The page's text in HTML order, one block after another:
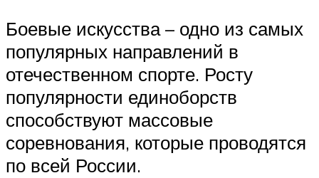
Боевые искусства – одно из самых
популярных направлений в
отечественном спорте. Росту
популярности единоборств
способствуют массовые
соревнования, которые проводятся
по всей России.